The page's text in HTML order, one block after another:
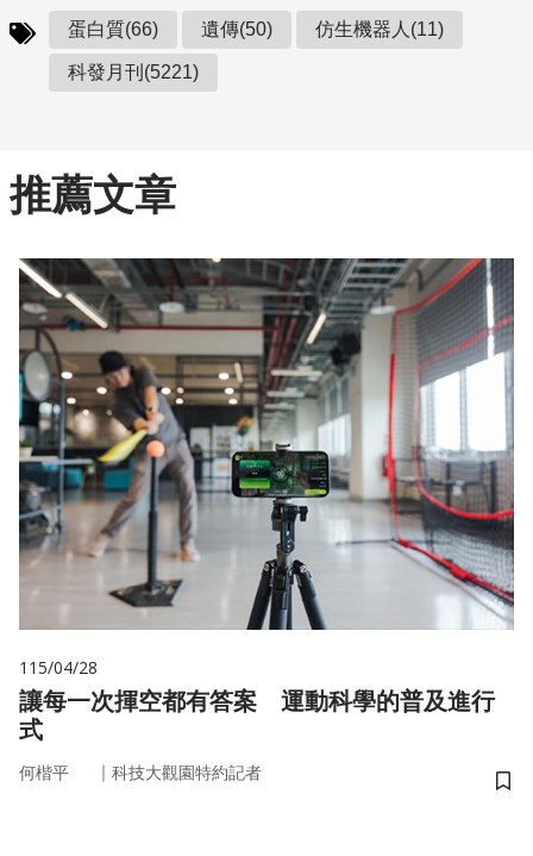
蛋白質(66) 遺傳(50) 仿生機器人(11)
科發月刊(5221)
推薦文章
115/04/28
讓每一次揮空都有答案 運動科學的普及進行
式
何楷平 ｜ 科技大觀園特約記者
儲